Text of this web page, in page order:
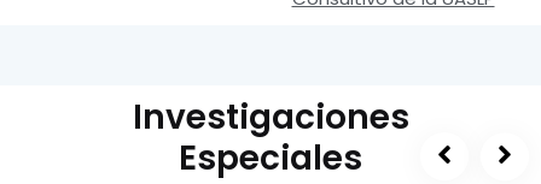
Investigaciones
Especiales